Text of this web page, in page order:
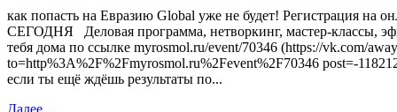
как попасть на Евразию Global уже не будет! Регистрация на
СЕГОДНЯ Деловая программа, нетворкинг, мастер-классы,
тебя дома по ссылке myrosmol.ru/event/70346 (https://vk.com/
to=http%3A%2F%2Fmyrosmol.ru%2Fevent%2F70346 post=-
если ты ещё ждёшь результаты по...
Далее...